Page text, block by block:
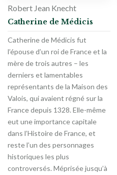
Robert Jean Knecht
Catherine de Médicis
Catherine de Médicis fut
l’épouse d’un roi de France et la
mère de trois autres – les
derniers et lamentables
représentants de la Maison des
Valois, qui avaient régné sur la
France depuis 1328. Elle-même
eut une importance capitale
dans l’Histoire de France, et
reste l’un des personnages
historiques les plus
controversés. Méprisée jusqu’à